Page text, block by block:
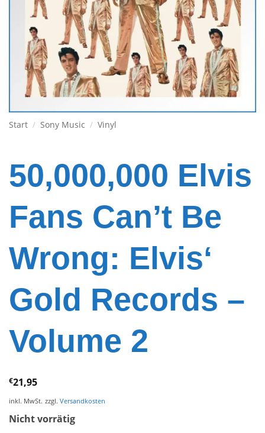
Start / Sony Music / Vinyl
50,000,000 Elvis
Fans Can’t Be
Wrong: Elvis‘
Gold Records –
Volume 2
€21,95
inkl. MwSt. zzgl. Versandkosten
Nicht vorrätig